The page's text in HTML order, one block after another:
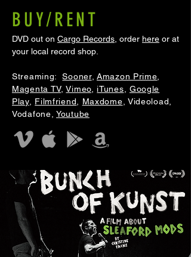
BUY/RENT
DVD ​out on Cargo Records , order here or at
your local record shop.
Streaming:Sooner,Amazon Prime
Magenta TV,Vimeo, iTunes
Google
Play, Filmfriend Maxdome , Videoload,
Vodafone, Youtube